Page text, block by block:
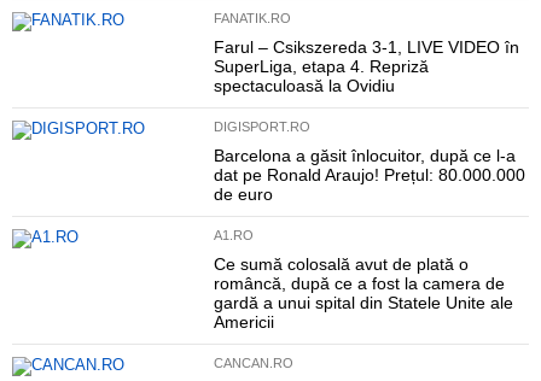
FANATIK.RO
Farul – Csikszereda 3-1, LIVE VIDEO în
SuperLiga, etapa 4. Repriză
spectaculoasă la Ovidiu
DIGISPORT.RO
Barcelona a găsit înlocuitor, după ce l-a
dat pe Ronald Araujo! Prețul: 80.000.000
de euro
A1.RO
Ce sumă colosală avut de plată o
româncă, după ce a fost la camera de
gardă a unui spital din Statele Unite ale
Americii
CANCAN.RO